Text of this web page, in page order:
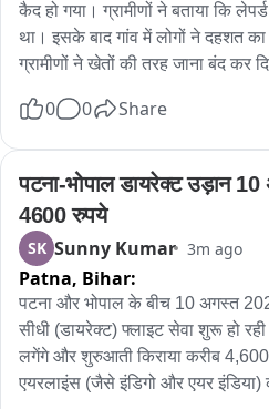
घायल युवक की हुई मौत
सूचना मिलते ही सदर थाना पुलिस पहुंची
पुलिस ने मामले की जांच पड़ताल की शुरू
कैद हो गया। ग्रामीणों ने बताया कि
था। इसके बाद गांव में लोगों ने दहशत
ग्रामीणों ने खेतों की तरह जाना बंद कर
ज्यादातर मूवमेंट की जगह पिंजरा
पर वन विभाग के रेंजर खेमराज अपनी
को पशु चिकित्सालय लाया गया। यहां
जाकर जंगल में छोड़ जाएगा。
0 0 Share
पटना-भोपाल डायरेक्ट उड़ान
4600 रुपये
SK Sunny Kumar 3m ago
Patna, Bihar:
पटना और भोपाल के बीच 10 अगस्त
सीधी (डायरेक्ट) फ्लाइट सेवा शुरू हो
लगेंगे और शुरुआती किराया करीब
एयरलाइंस (जैसे इंडिगो और एयर